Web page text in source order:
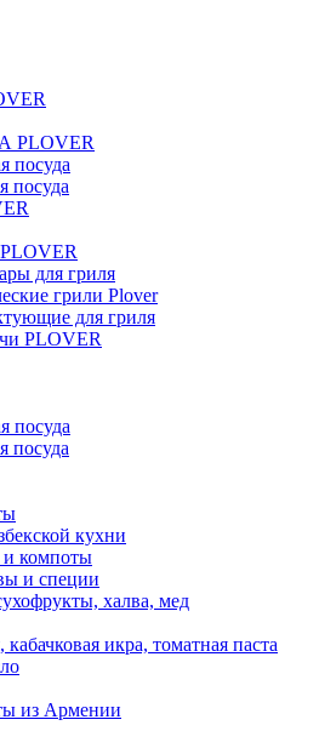
PLOVER
посуда
посуда
для гриля
грили Plover
для гриля
PLOVER
посуда
посуда
кухни
и компоты
и специи
халва, мед
кабачковая икра, томатная паста
из Армении